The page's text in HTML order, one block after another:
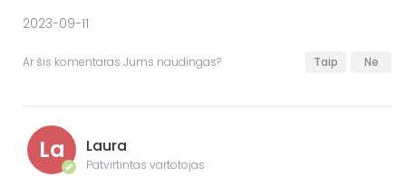
2023-09-11
Ar šis komentaras Jums naudingas? Taip Ne
La
✔
Laura
Patvirtintas vartotojas